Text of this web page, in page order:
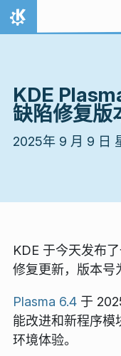
跳至内容
首页
KDE
缺陷修复版
2025年 9 月 9 日
KDE 于今天发布
修复更新，版本号
Plasma 6.4 于
能改进和新程序模
环境体验。